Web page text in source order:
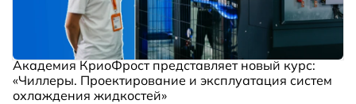
Академия КриоФрост представляет новый курс:
«Чиллеры. Проектирование и эксплуатация систем
охлаждения жидкостей»